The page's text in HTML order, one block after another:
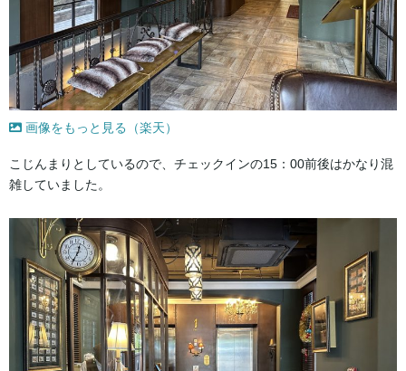
画像をもっと見る（楽天）
こじんまりとしているので、チェックインの15：00前後はかなり混
雑していました。